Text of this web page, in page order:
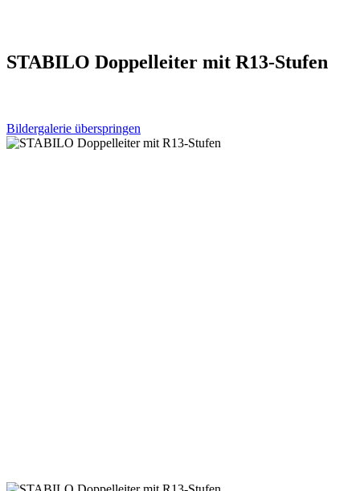
STABILO Doppelleiter mit R13-Stufen
Bildergalerie überspringen